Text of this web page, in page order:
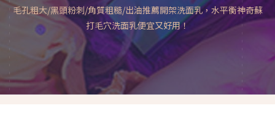
毛孔粗大/黑頭粉刺/角質粗糙/出油推薦開架洗面乳，水平衡神奇蘇
打毛穴洗面乳便宜又好用！